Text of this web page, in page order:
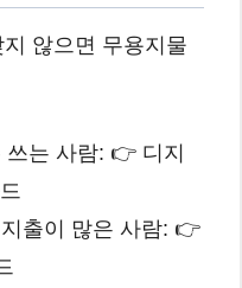
않으면 무용지물
쓰는 사람: 👉 디지
지출이 많은 사람: 👉